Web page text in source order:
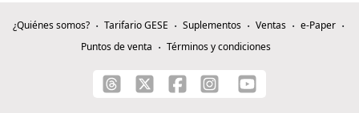
¿Quiénes somos? Tarifario GESE Suplementos Ventas
e-Paper
Puntos de venta
Términos y condiciones